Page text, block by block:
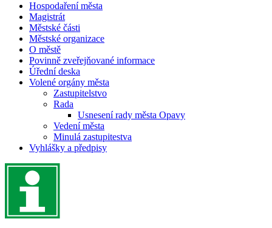
Hospodaření města
Magistrát
Městské části
Městské organizace
O městě
Povinně zveřejňované informace
Úřední deska
Volené orgány města
Zastupitelstvo
Rada
Usnesení rady města Opavy
Vedení města
Minulá zastupitestva
Vyhlášky a předpisy